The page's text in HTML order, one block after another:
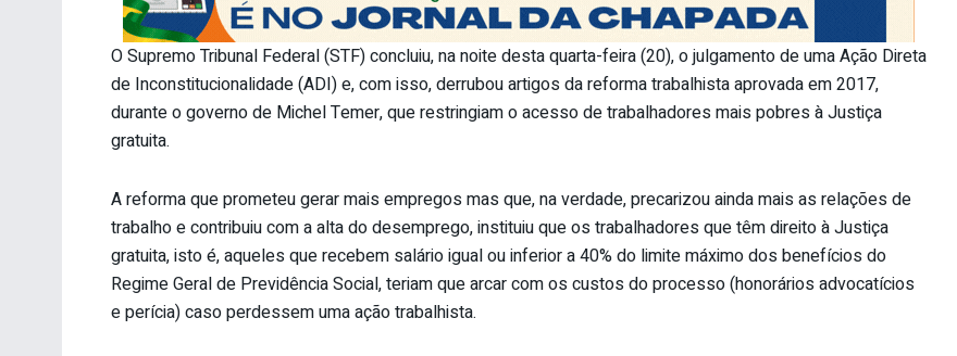
O Supremo Tribunal Federal (STF) concluiu, na noite desta quarta-feira (20), o julgamento de uma Ação Direta
de Inconstitucionalidade (ADI) e, com isso, derrubou artigos da reforma trabalhista aprovada em 2017,
durante o governo de Michel Temer, que restringiam o acesso de trabalhadores mais pobres à Justiça
gratuita.
A reforma que prometeu gerar mais empregos mas que, na verdade, precarizou ainda mais as relações de
trabalho e contribuiu com a alta do desemprego, instituiu que os trabalhadores que têm direito à Justiça
gratuita, isto é, aqueles que recebem salário igual ou inferior a 40% do limite máximo dos benefícios do
Regime Geral de Previdência Social, teriam que arcar com os custos do processo (honorários advocatícios
e perícia) caso perdessem uma ação trabalhista.